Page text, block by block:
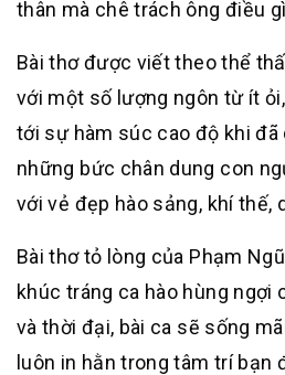
thân mà chê trách ông điều
Bài thơ được viết theo thể
với một số lượng ngôn từ ít
tới sự hàm súc cao độ khi
những bức chân dung con
với vẻ đẹp hào sảng, khí thế,
Bài thơ tỏ lòng của Phạm
khúc tráng ca hào hùng ngợi
và thời đại, bài ca sẽ sống
luôn in hằn trong tâm trí bạn